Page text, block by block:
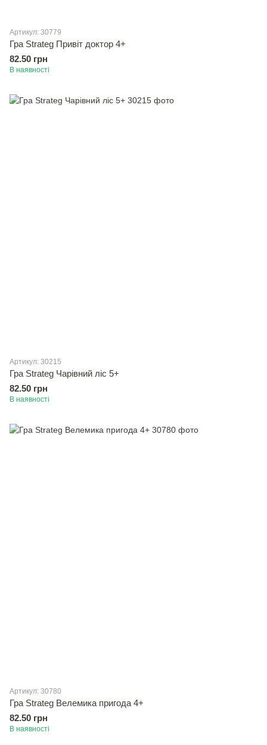
Артикул: 30779
Гра Strateg Привiт доктор 4+
82.50 грн
В наявності
Артикул: 30215
Гра Strateg Чарiвний лiс 5+
82.50 грн
В наявності
Артикул: 30780
Гра Strateg Велемика пригода 4+
82.50 грн
В наявності